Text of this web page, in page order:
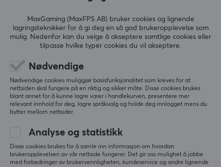
32 GB
Svart
FORBINDELSE
Forbindelse
USB, USB-C
Kompatibilitet
ANMELDELSER (0) SPØRSMÅL OG SVAR (0)
0.0
Basert på 0 vurderinger
5
3
0%
2
0%
1
SKRIV ANMELDELSE
MaxGaming (MaxFPS AB) bruker cookies og lignende
lagringsteknikker for å gi deg en så god brukeropplevelse som
mulig. Nedenfor kan du velge å akseptere samtlige cookies eller
tilpasse hvilke typer cookies du vil akseptere.
Nødvendige
Nødvendige cookies muliggjør basisfunksjonalitet som kreves for at
nettsiden skal fungere på en riktig og sikker måte. Disse cookies brukes
blant annet for å kunne lagre varer i handlekurven, presentere mer
relevant innhold for deg, lagre språkvalg og holde deg innlogget mens du
bytter mellom nettsider.
Analyse og statistikk
Disse cookies brukes for å samle inn informasjon om hvordan
brukeropplevelsen av vår nettside fungerer. Det gir oss mulighet å jobbe
med forbedringer av brukervennligheten, kundeservice og andre lignende